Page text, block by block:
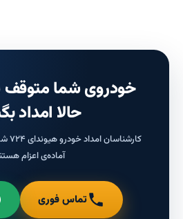
خودروی شما
حالا امداد
آماده‌ی اعزام
تماس فوری